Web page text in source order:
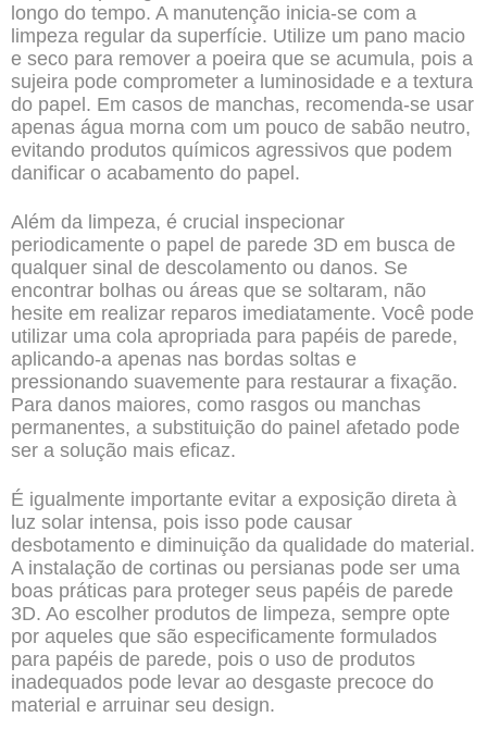
longo do tempo. A manutenção inicia-se com a
limpeza regular da superfície. Utilize um pano macio
e seco para remover a poeira que se acumula, pois a
sujeira pode comprometer a luminosidade e a textura
do papel. Em casos de manchas, recomenda-se usar
apenas água morna com um pouco de sabão neutro,
evitando produtos químicos agressivos que podem
danificar o acabamento do papel.
Além da limpeza, é crucial inspecionar
periodicamente o papel de parede 3D em busca de
qualquer sinal de descolamento ou danos. Se
encontrar bolhas ou áreas que se soltaram, não
hesite em realizar reparos imediatamente. Você pode
utilizar uma cola apropriada para papéis de parede,
aplicando-a apenas nas bordas soltas e
pressionando suavemente para restaurar a fixação.
Para danos maiores, como rasgos ou manchas
permanentes, a substituição do painel afetado pode
ser a solução mais eficaz.
É igualmente importante evitar a exposição direta à
luz solar intensa, pois isso pode causar
desbotamento e diminuição da qualidade do material.
A instalação de cortinas ou persianas pode ser uma
boas práticas para proteger seus papéis de parede
3D. Ao escolher produtos de limpeza, sempre opte
por aqueles que são especificamente formulados
para papéis de parede, pois o uso de produtos
inadequados pode levar ao desgaste precoce do
material e arruinar seu design.